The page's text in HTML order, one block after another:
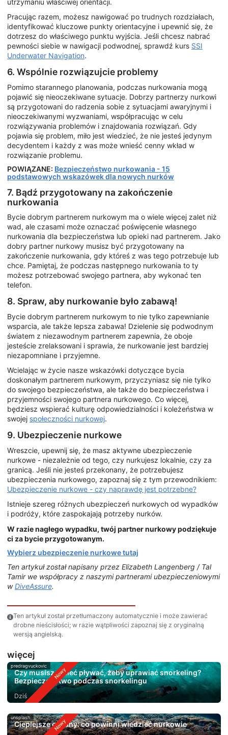
Pracując razem, możesz nawigować po trudnych rozdziałach,
identyfikować kluczowe punkty orientacyjne i upewnić się, że
dotrzesz do właściwego punktu wyjścia. Jeśli chcesz nabrać
pewności siebie w nawigacji podwodnej, sprawdź kurs SSI
Underwater Navigation.
6. Wspólnie rozwiązujcie problemy
Pomimo starannego planowania, podczas nurkowania mogą
pojawić się nieoczekiwane sytuacje. Dobrzy partnerzy nurkowi
są przygotowani do radzenia sobie z sytuacjami awaryjnymi i
nieoczekiwanymi wyzwaniami, współpracując w celu
rozwiązywania problemów i znajdowania rozwiązań. Gdy
pojawia się problem, miło jest wiedzieć, że nie jesteś jedynym
decydentem i każdy z was może wnieść cenny wkład w
rozwiązanie problemu.
POWIĄZANE: Bezpieczeństwo nurkowania - 15
podstawowych wskazówek dla nowych nurków
7. Bądź przygotowany na zakończenie
nurkowania
Bycie dobrym partnerem nurkowym ma o wiele więcej zalet niż
wad, ale czasami może oznaczać poświęcenie własnego
nurkowania dla bezpieczeństwa lub opieki nad partnerem. Jako
dobry partner nurkowy musisz być przygotowany na
zakończenie nurkowania, gdy któreś z was tego potrzebuje lub
chce. Pamiętaj, że podczas następnego nurkowania to ty
możesz potrzebować swojego partnera, aby wykonać ten
telefon.
8. Spraw, aby nurkowanie było zabawą!
Bycie dobrym partnerem nurkowym to nie tylko zapewnianie
wsparcia, ale także lepsza zabawa! Dzielenie się podwodnym
światem z niezawodnym partnerem zapewnia, że oboje
jesteście zrelaksowani i sprawia, że nurkowanie jest bardziej
niezapomniane i przyjemne.
Wcielając w życie nasze wskazówki dotyczące bycia
doskonałym partnerem nurkowym, przyczyniasz się nie tylko
do swojego bezpieczeństwa, ale także do bezpieczeństwa i
przyjemności swojego partnera nurkowego. Co więcej,
będziesz wspierać kulturę odpowiedzialności i koleżeństwa w
swojej społeczności nurkowej.
9. Ubezpieczenie nurkowe
Wreszcie, upewnij się, że masz aktywne ubezpieczenie
nurkowe - niezależnie od tego, czy nurkujesz lokalnie, czy za
granicą. Jeśli nie jesteś przekonany, że potrzebujesz
ubezpieczenia nurkowego, zapoznaj się z tym przewodnikiem:
Ubezpieczenie nurkowe - czy naprawdę jest potrzebne?
Istnieje szereg różnych ubezpieczeń nurkowych od wypadków
i podróży, które zaspokajają potrzeby nurków.
W razie nagłego wypadku, twój partner nurkowy podziękuje
ci za bycie przygotowanym.
Wybierz ubezpieczenie nurkowe tutaj
Ten artykuł został napisany przez Elizabeth Langenberg / Tal
Tamir we współpracy z naszymi partnerami ubezpieczeniowymi
wDiveAssure.
Ten artykuł został przetłumaczony automatycznie i może zawierać
drobne nieścisłości; w razie wątpliwości zapoznaj się z oryginalną
wersją angielską.
więcej
predragvuckovic
Czy musisz umieć pływać, żeby uprawiać snorkeling?
Bezpieczeństwo podczas snorkelingu
Dziś
unsplash
Cieplejsze oceany: co powinni wiedzieć nurkowie